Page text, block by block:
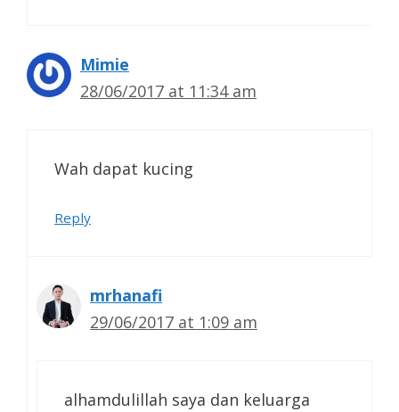
Mimie
28/06/2017 at 11:34 am
Wah dapat kucing
Reply
mrhanafi
29/06/2017 at 1:09 am
alhamdulillah saya dan keluarga